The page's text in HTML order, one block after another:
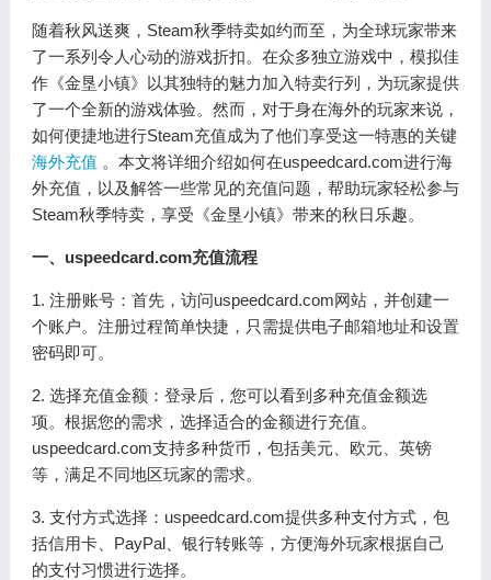
随着秋风送爽，Steam秋季特卖如约而至，为全球玩家带来
了一系列令人心动的游戏折扣。在众多独立游戏中，模拟佳
作《金垦小镇》以其独特的魅力加入特卖行列，为玩家提供
了一个全新的游戏体验。然而，对于身在海外的玩家来说，
如何便捷地进行Steam充值成为了他们享受这一特惠的关键
海外充值 。本文将详细介绍如何在uspeedcard.com进行海
外充值，以及解答一些常见的充值问题，帮助玩家轻松参与
Steam秋季特卖，享受《金垦小镇》带来的秋日乐趣。
一、uspeedcard.com充值流程
1. 注册账号：首先，访问uspeedcard.com网站，并创建一
个账户。注册过程简单快捷，只需提供电子邮箱地址和设置
密码即可。
2. 选择充值金额：登录后，您可以看到多种充值金额选
项。根据您的需求，选择适合的金额进行充值。
uspeedcard.com支持多种货币，包括美元、欧元、英镑
等，满足不同地区玩家的需求。
3. 支付方式选择：uspeedcard.com提供多种支付方式，包
括信用卡、PayPal、银行转账等，方便海外玩家根据自己
的支付习惯进行选择。